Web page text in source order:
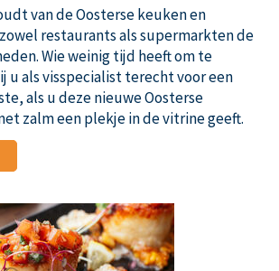
van de Oosterse keuken en
restaurants als supermarkten de
Wie weinig tijd heeft om te
u als visspecialist terecht voor een
als u deze nieuwe Oosterse
zalm een plekje in de vitrine geeft.